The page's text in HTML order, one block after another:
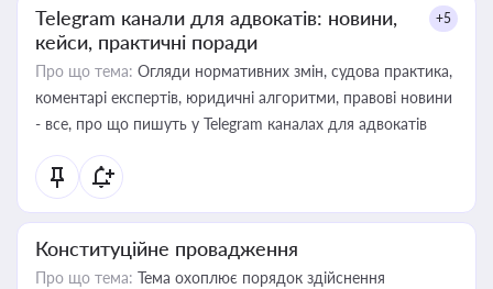
Telegram канали для адвокатів: новини,
кейси, практичні поради
+5
Про що тема: Огляди нормативних змін, судова практика,
коментарі експертів, юридичні алгоритми, правові новини
- все, про що пишуть у Telegram каналах для адвокатів
Конституційне провадження
Про що тема: Тема охоплює порядок здійснення